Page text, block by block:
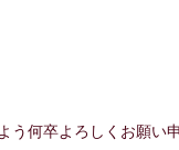
う何卒よろしくお願い